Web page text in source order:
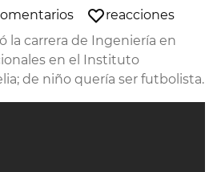
reacciones
la carrera de Ingeniería en
en el Instituto
de niño quería ser futbolista.